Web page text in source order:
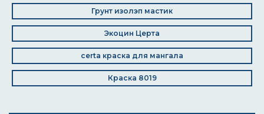
Грунт изолэп мастик
Экоцин Церта
certa краска для мангала
Краска 8019